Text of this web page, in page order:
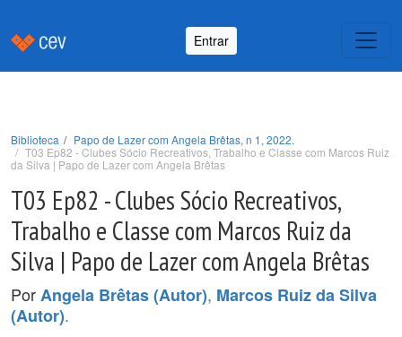
Entrar
Biblioteca
Papo de Lazer com Angela Brêtas, n 1, 2022.
T03 Ep82 - Clubes Sócio Recreativos, Trabalho e Classe com Marcos Ruiz
da Silva | Papo de Lazer com Angela Brêtas
T03 Ep82 - Clubes Sócio Recreativos,
Trabalho e Classe com Marcos Ruiz da
Silva | Papo de Lazer com Angela Brêtas
PorAngela Brêtas (Autor), Marcos Ruiz da Silva
(Autor).